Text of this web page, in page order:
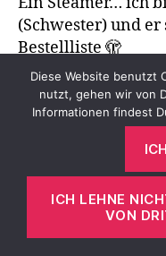
(Schwester) und
Bestellliste 🫣
Herzliche Grüße
Inessagt:
26. März 2023 um
Wenn es auf
schon mal was.
Kunden auch
schön beim
Diese Website benutzt
nutzt, gehen wir von
Informationen findest
ICH LEHNE
VON